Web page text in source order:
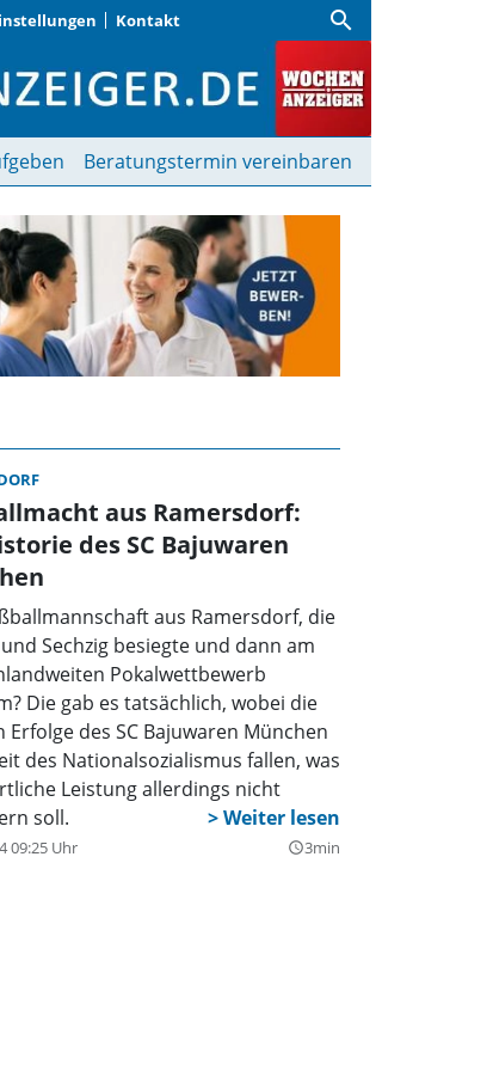
Kontakt search
Beratungstermin vereinbaren
aus Ramersdorf:
des SC Bajuwaren
aus Ramersdorf, die
Sechzig besiegte und dann am
Pokalwettbewerb
Die gab es tatsächlich, wobei die
Erfolge des SC Bajuwaren München
des Nationalsozialismus fallen, was
Leistung allerdings nicht
soll.
09:25 Uhr query_builder3min